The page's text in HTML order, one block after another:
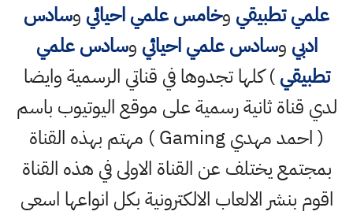
علمي تطبيقي وخامس علمي احيائي وسادس
ادبي وسادس علمي احيائي وسادس علمي
تطبيقي) كلها تجدوها في قناتي الرسمية وايضا
لدي قناة ثانية رسمية على موقع اليوتيوب باسم
( احمد مهدي Gaming ) مهتم بهذه القناة
بمجتمع يختلف عن القناة الاولى في هذه القناة
اقوم بنشر الالعاب الالكترونية بكل انواعها اسعى